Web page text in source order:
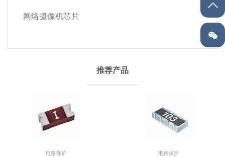
网络摄像机芯片
推荐产品
电路保护 电路保护